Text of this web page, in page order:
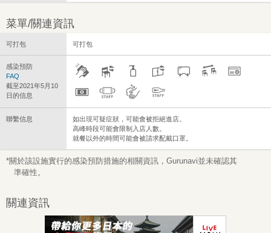
菜單/關連資訊
可打包 可打包
感染預防
FAQ
截至2021年5月10
日的信息
聯繫信息
如出現可疑症狀，可能會被拒絕進店。
高峰時段可能會限制入店人數。
就餐以外的時間可能會被請求配戴口罩。
*關於該設施實行的感染預防措施的相關資訊，Gurunavi並未確認其
準確性。
關連資訊